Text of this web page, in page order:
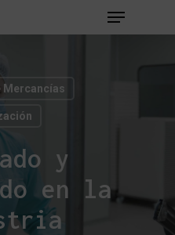
Menu
Mercancías
y
en la